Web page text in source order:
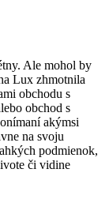
Ale mohol by
Lux zhmotnila
obchodu s
obchod s
akýmsi
na svoju
podmienok,
či vidine